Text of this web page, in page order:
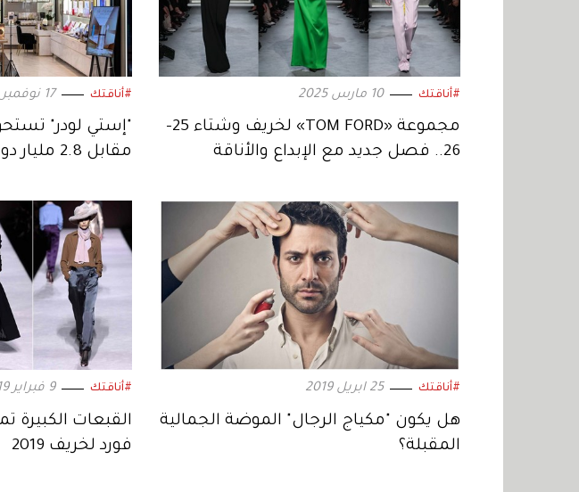
#أناقتك 10 مارس 2025
مجموعة «TOM FORD» لخريف وشتاء 25-
26.. فصل جديد مع الإبداع والأناقة
#أناقتك 17 نوفمبر 2022
"إستي لودر"
مقابل 2.8 مليار دولار
#أناقتك 25 ابريل 2019
هل يكون "مكياج الرجال" الموضة الجمالية
المقبلة؟
#أناقتك 9 فبراير 2019
القبعات الكبيرة
فورد لخريف 2019